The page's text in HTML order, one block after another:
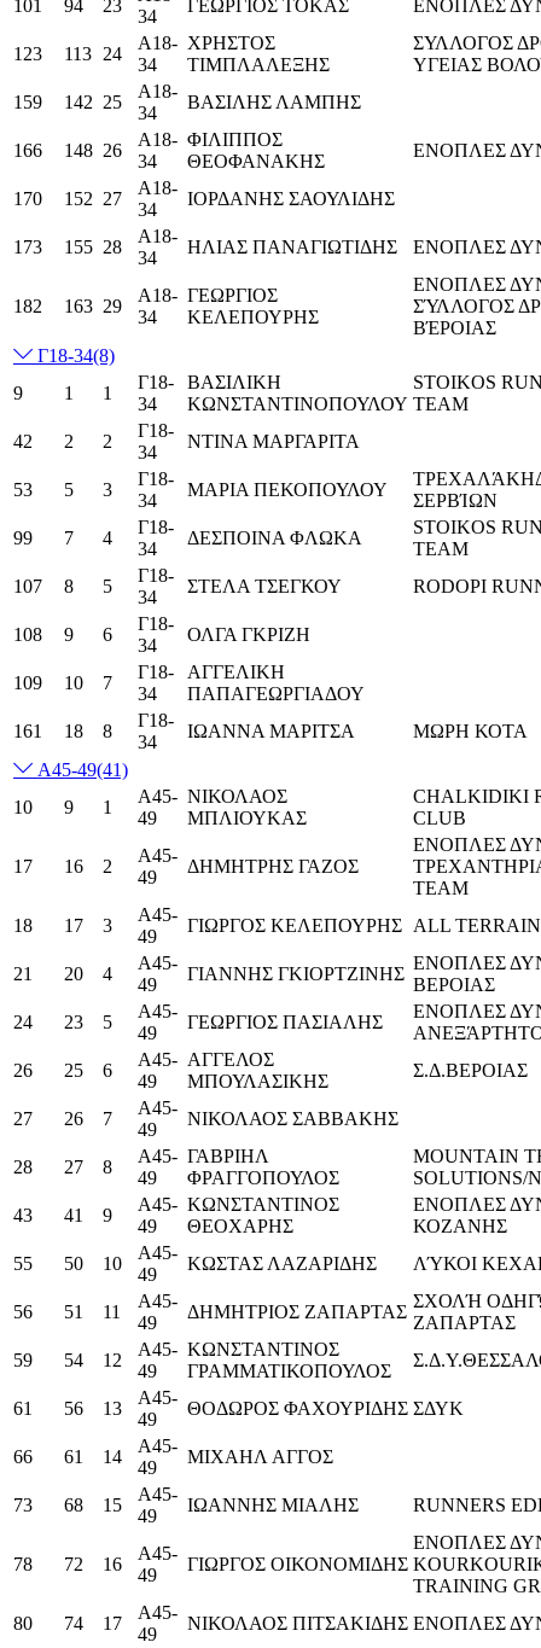
101 94 23
34
ΓΕΩΡΓΙΟΣ ΤΟΚΑΣ ΕΝΟΠΛΕΣ
123 113 24
Α18-
34
ΧΡΗΣΤΟΣ
ΤΙΜΠΛΑΛΕΞΗΣ
ΣΥΛΛΟΓΟΣ
ΥΓΕΙΑΣ
159
142 25
Α18-
34
ΒΑΣΙΛΗΣ ΛΑΜΠΗΣ
166 148 26
Α18-
34
ΦΙΛΙΠΠΟΣ
ΘΕΟΦΑΝΑΚΗΣ
ΕΝΟΠΛΕΣ
170 152 27
Α18-
34
ΙΟΡΔΑΝΗΣ ΣΑΟΥΛΙΔΗΣ
173 155 28
Α18-
34
ΗΛΙΑΣ ΠΑΝΑΓΙΩΤΙΔΗΣ ΕΝΟΠΛΕΣ
182 163 29
Α18-
34
ΓΕΩΡΓΙΟΣ
ΚΕΛΕΠΟΥΡΗΣ
ΕΝΟΠΛΕΣ
ΣΎΛΛΟΓΟΣ
ΒΈΡΟΙΑΣ
Γ18-34(8)
9
1 1
Γ18-
34
ΒΑΣΙΛΙΚΗ
ΚΩΝΣΤΑΝΤΙΝΟΠΟΥΛΟΥ
STOIKOS
TEAM
42
2 2
Γ18-
34
ΝΤΙΝΑ ΜΑΡΓΑΡΙΤΑ
53 5 3
Γ18-
34
ΜΑΡΙΑ ΠΕΚΟΠΟΥΛΟΥ
ΣΕΡΒΊΩΝ
99
7 4
Γ18-
34
ΔΕΣΠΟΙΝΑ ΦΛΩΚΑ
STOIKOS
TEAM
107
8 5
Γ18-
34
ΣΤΕΛΑ ΤΣΕΓΚΟΥ RODOPI
108 9 6
Γ18-
34
ΟΛΓΑ ΓΚΡΙΖΗ
109 10 7
Γ18-
34
ΑΓΓΕΛΙΚΗ
ΠΑΠΑΓΕΩΡΓΙΑΔΟΥ
161
18 8
Γ18-
34
ΙΩΑΝΝΑ ΜΑΡΙΤΣΑ
ΜΩΡΗ ΚΟΤΑ
Α45-49(41)
10
9 1
Α45-
49
ΝΙΚΟΛΑΟΣ
ΜΠΛΙΟΥΚΑΣ
CHALKIDIKI
CLUB
17 16 2
Α45-
49
ΔΗΜΗΤΡΗΣ ΓΑΖΟΣ
ΕΝΟΠΛΕΣ
TEAM
18
17 3
Α45-
49
ΓΙΩΡΓΟΣ ΚΕΛΕΠΟΥΡΗΣ ALL
21 20 4
Α45-
49
ΓΙΑΝΝΗΣ ΓΚΙΟΡΤΖΙΝΗΣ
ΕΝΟΠΛΕΣ
ΒΕΡΟΙΑΣ
24
23 5
Α45-
49
ΓΕΩΡΓΙΟΣ ΠΑΣΙΑΛΗΣ
ΕΝΟΠΛΕΣ
26
25 6
Α45-
49
ΑΓΓΕΛΟΣ
ΜΠΟΥΛΑΣΙΚΗΣ
Σ.Δ.ΒΕΡΟΙΑΣ
27 26 7
Α45-
49
ΝΙΚΟΛΑΟΣ ΣΑΒΒΑΚΗΣ
28 27 8
Α45-
49
ΓΑΒΡΙΗΛ
ΦΡΑΓΓΟΠΟΥΛΟΣ
MOUNTAIN
SOLUTIONS/
43
41 9
Α45-
49
ΚΩΝΣΤΑΝΤΙΝΟΣ
ΘΕΟΧΑΡΗΣ
ΕΝΟΠΛΕΣ
ΚΟΖΑΝΗΣ
55
50 10
Α45-
49
ΚΩΣΤΑΣ ΛΑΖΑΡΙΔΗΣ ΛΎΚΟΙ
56 51 11
Α45-
49
ΔΗΜΗΤΡΙΟΣ ΖΑΠΑΡΤΑΣ
ΣΧΟΛΉ
ΖΑΠΑΡΤΑΣ
59
54 12
Α45-
49
ΚΩΝΣΤΑΝΤΙΝΟΣ
ΓΡΑΜΜΑΤΙΚΟΠΟΥΛΟΣ
61 56 13
Α45-
49
ΘΟΔΩΡΟΣ ΦΑΧΟΥΡΙΔΗΣ ΣΔΥΚ
66 61 14
Α45-
49
ΜΙΧΑΗΛ ΑΓΓΟΣ
73 68 15
Α45-
49
ΙΩΑΝΝΗΣ ΜΙΑΛΗΣ RUNNERS
78 72 16
Α45-
49
ΓΙΩΡΓΟΣ ΟΙΚΟΝΟΜΙΔΗΣ
ΕΝΟΠΛΕΣ
TRAINING
80
74 17
Α45-
49
ΝΙΚΟΛΑΟΣ ΠΙΤΣΑΚΙΔΗΣ ΕΝΟΠΛΕΣ